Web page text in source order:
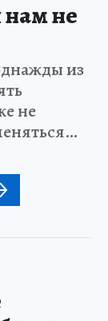
не
из
не